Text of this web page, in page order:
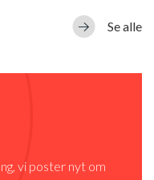
Se alle
vi poster nyt om